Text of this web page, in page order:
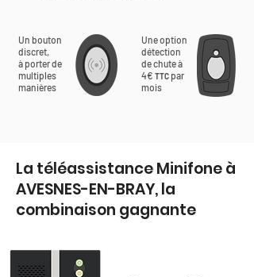
Un bouton
discret,
à porter de
multiples
manières
Une option
détection
de chute à
4€ TTC par
mois
La téléassistance Minifone à
AVESNES-EN-BRAY, la
combinaison gagnante